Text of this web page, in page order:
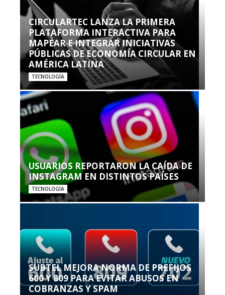
CIRCULARTEC LANZA LA PRIMERA
PLATAFORMA INTERACTIVA PARA
MAPEAR E INTEGRAR INICIATIVAS
PÚBLICAS DE ECONOMÍA CIRCULAR EN
AMÉRICA LATINA
TECNOLOGÍA
USUARIOS REPORTARON LA CAÍDA DE
INSTAGRAM EN DISTINTOS PAÍSES
TECNOLOGÍA
SUBTEL MEJORA NORMA DE PREFIJOS
600 Y 809 PARA EVITAR ABUSOS EN
COBRANZAS Y SPAM